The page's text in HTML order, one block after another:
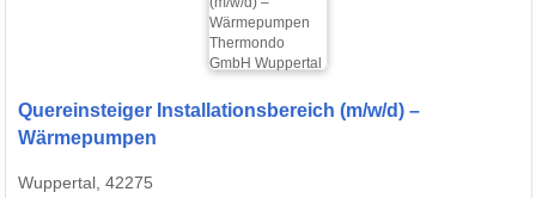
Quereinsteiger Installationsbereich (m/w/d) –
Wärmepumpen
Wuppertal, 42275